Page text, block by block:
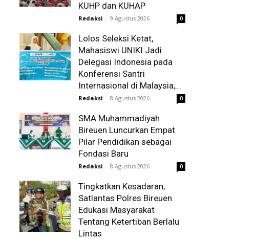
KUHP dan KUHAP
Redaksi - 9 Agustus 2026 0
Lolos Seleksi Ketat,
Mahasiswi UNIKI Jadi
Delegasi Indonesia pada
Konferensi Santri
Internasional di Malaysia,...
Redaksi - 8 Agustus 2026 0
SMA Muhammadiyah
Bireuen Luncurkan Empat
Pilar Pendidikan sebagai
Fondasi Baru
Redaksi - 8 Agustus 2026 0
Tingkatkan Kesadaran,
Satlantas Polres Bireuen
Edukasi Masyarakat
Tentang Ketertiban Berlalu
Lintas